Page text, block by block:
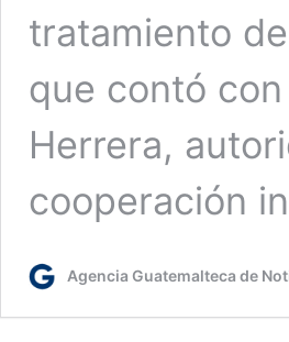
tratamiento
que contó
Herrera,
cooperación
Agencia Guatemalteca de